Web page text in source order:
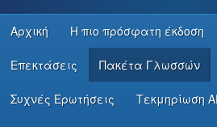
ΠΌΡΟΙ ΠΡΟΓΡΑΜΜΑΤΙΣΤΏΝ
Αρχική Η πιο πρόσφατη έκδοση
Επεκτάσεις Πακέτα Γλωσσών
Συχνές Ερωτήσεις Τεκμηρίωση